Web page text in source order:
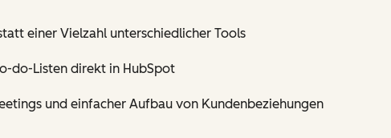
einer Vielzahl unterschiedlicher Tools
do-Listen direkt in HubSpot
und einfacher Aufbau von Kundenbeziehungen